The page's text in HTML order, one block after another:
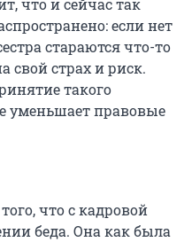
что и сейчас так
если нет
стараются что-то
свой страх и риск.
такого
уменьшает правовые
что с кадровой
беда. Она как была